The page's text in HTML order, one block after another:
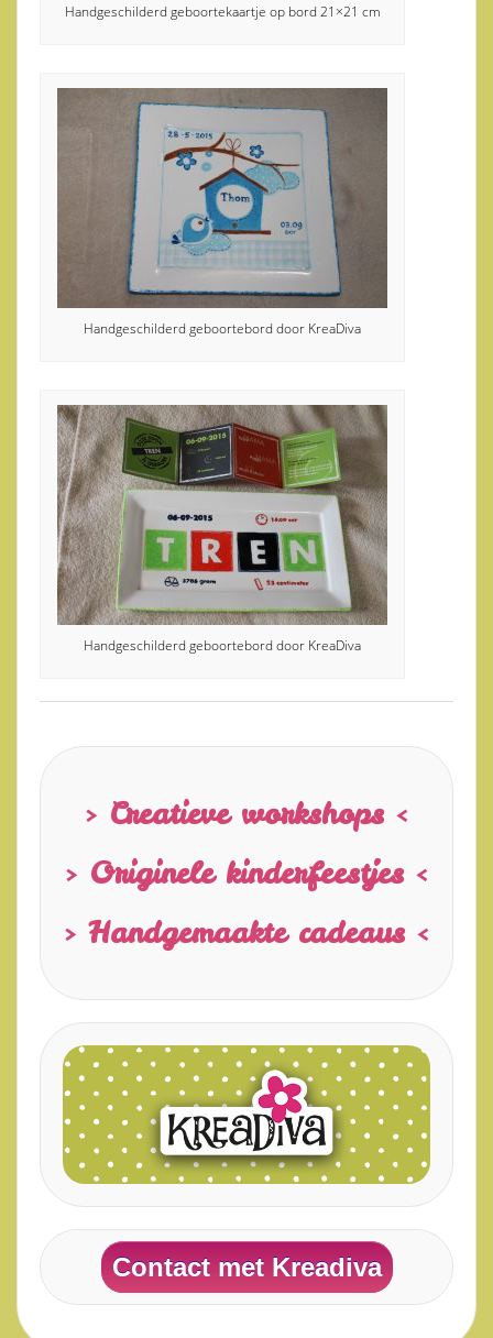
Handgeschilderd geboortekaartje op bord 21×21 cm
Handgeschilderd geboortebord door KreaDiva
Handgeschilderd geboortebord door KreaDiva
> Creatieve workshops <
> Originele kinderfeestjes <
> Handgemaakte cadeaus <
Contact met Kreadiva